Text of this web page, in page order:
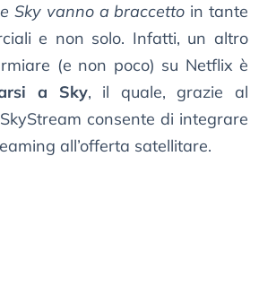
Sky vanno a braccetto in tante
e non solo. Infatti, un altro
(e non poco) su Netflix è
a Sky, il quale, grazie al
consente di integrare
all’offerta satellitare.